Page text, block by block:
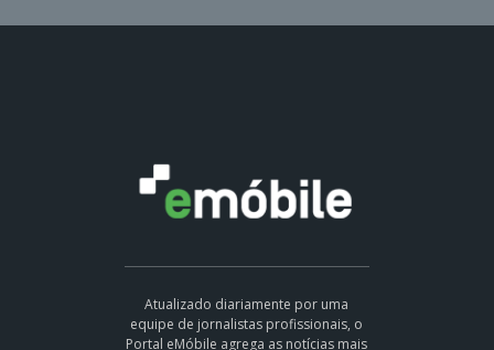
Atualizado diariamente por uma
equipe de jornalistas profissionais, o
Portal eMóbile agrega as notícias mais